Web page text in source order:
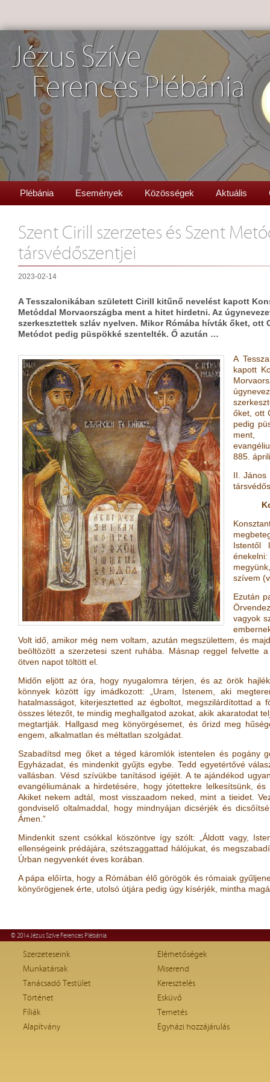
Jézus Szíve
Ferences Plébánia
Plébánia Események Közösségek Aktuális
Szent Cirill szerzetes és Szent
társvédőszentjei
2023-02-14
A Tesszalonikában született Cirill kitűnő nevelést kapott
Metóddal Morvaországba ment a hitet hirdetni. Az
szerkesztettek szláv nyelven. Mikor Rómába hívták őket, ott
Metódot pedig püspökké szentelték. Ő azután …
A
kapott
őket, ott
pedig
ment,
885.
II. János
Istentől
szívem
Ezután
vagyok
Volt idő, amikor még nem voltam, azután megszülettem, és
beöltözött a szerzetesi szent ruhába. Másnap reggel felvette
ötven napot töltött el.
Midőn eljött az óra, hogy nyugalomra térjen, és az örök
könnyek között így imádkozott: „Uram, Istenem, aki
hatalmasságot, kiterjesztetted az égboltot, megszilárdítottad a
összes létezőt, te mindig meghallgatod azokat, akik akaratodat
megtartják. Hallgasd meg könyörgésemet, és őrizd meg
engem, alkalmatlan és méltatlan szolgádat.
Szabadítsd meg őket a téged káromlók istentelen és pogány
Egyházadat, és mindenkit gyűjts egybe. Tedd egyetértővé
vallásban. Vésd szívükbe tanításod igéjét. A te ajándékod
evangéliumának a hirdetésére, hogy jótettekre lelkesítsünk,
Akiket nekem adtál, most visszaadom neked, mint a tieidet.
gondviselő oltalmaddal, hogy mindnyájan dicsérjék és
Ámen.”
Mindenkit szent csókkal köszöntve így szólt: „Áldott vagy,
ellenségeink prédájára, szétszaggattad hálójukat, és
Úrban negyvenkét éves korában.
A pápa előírta, hogy a Rómában élő görögök és rómaiak
könyörögjenek érte, utolsó útjára pedig úgy kísérjék, mintha
© 2014 Jézus Szíve Ferences Plébánia
Szerzeteseink
Munkatársak
Tanácsadó Testület
Történet
Fíliák
Alapítvány
Elérhetőségek
Miserend
Keresztelés
Esküvő
Temetés
Egyházi hozzájárulás